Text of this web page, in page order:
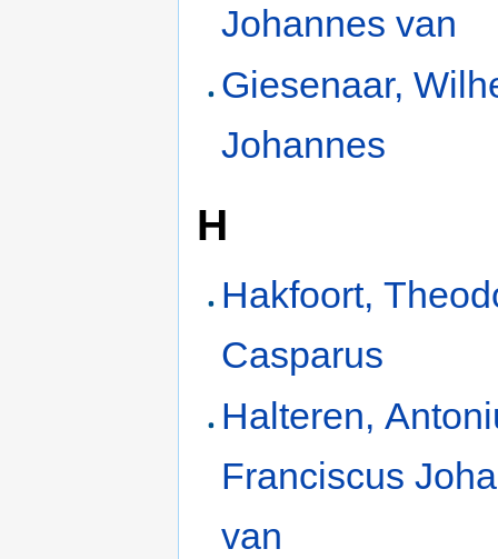
Johannes van
Giesenaar,
Johannes
H
Hakfoort,
Casparus
Halteren,
Franciscus
van